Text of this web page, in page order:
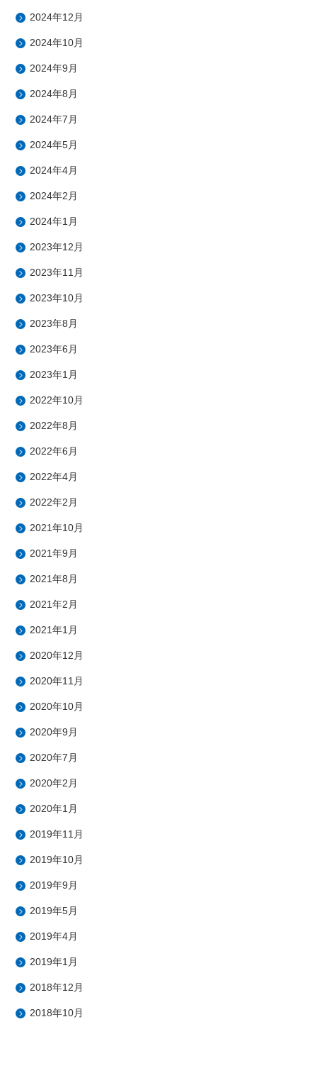
2024年12月
2024年10月
2024年9月
2024年8月
2024年7月
2024年5月
2024年4月
2024年2月
2024年1月
2023年12月
2023年11月
2023年10月
2023年8月
2023年6月
2023年1月
2022年10月
2022年8月
2022年6月
2022年4月
2022年2月
2021年10月
2021年9月
2021年8月
2021年2月
2021年1月
2020年12月
2020年11月
2020年10月
2020年9月
2020年7月
2020年2月
2020年1月
2019年11月
2019年10月
2019年9月
2019年5月
2019年4月
2019年1月
2018年12月
2018年10月